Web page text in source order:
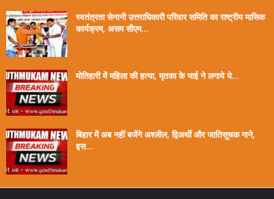
स्वतंत्रता सेनानी उत्तराधिकारी परिवार समिति का राष्ट्रीय मासिक
कार्यक्रम, असम सीएम...
मोतिहारी में महिला की हत्या, मृतका के भाई ने लगाये ये...
बिहार में अब नहीं बजेंगे अश्लील, द्विअर्थी और जातिसूचक गाने,
इस...